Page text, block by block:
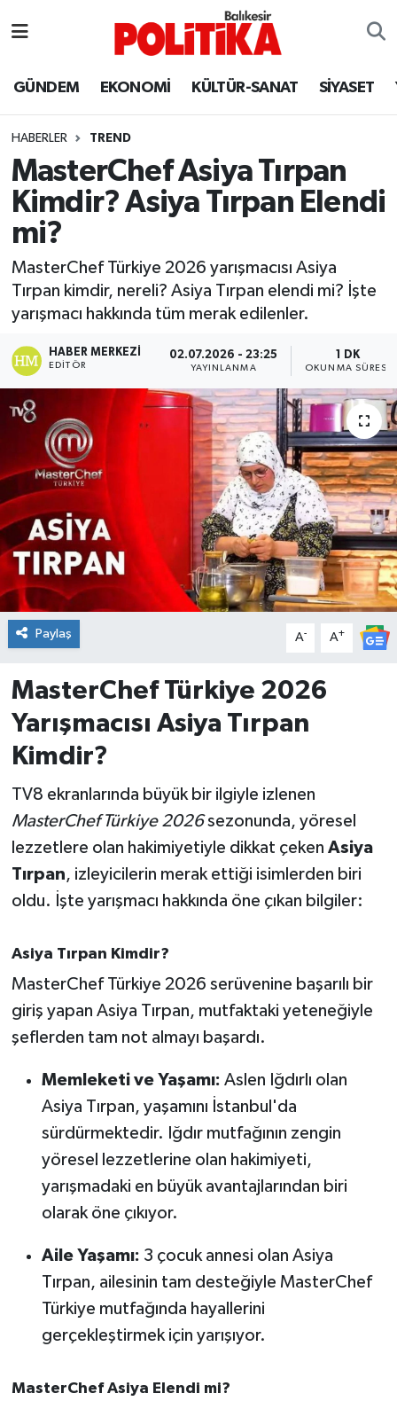
GÜNDEM EKONOMİ KÜLTÜR-SANAT SİYASET
HABERLER TREND
MasterChef Asiya Tırpan
Kimdir? Asiya Tırpan Elendi
mi?
MasterChef Türkiye 2026 yarışmacısı Asiya
Tırpan kimdir, nereli? Asiya Tırpan elendi mi? İşte
yarışmacı hakkında tüm merak edilenler.
HABER MERKEZI
EDITÖR
02.07.2026 - 23:25
YAYINLANMA
1 DK
OKUNMA SÜRESI
Paylaş A- A+
MasterChef Türkiye 2026
Yarışmacısı Asiya Tırpan
Kimdir?
TV8 ekranlarında büyük bir ilgiyle izlenen
MasterChef Türkiye 2026sezonunda, yöresel
lezzetlere olan hakimiyetiyle dikkat çeken Asiya
Tırpan, izleyicilerin merak ettiği isimlerden biri
oldu. İşte yarışmacı hakkında öne çıkan bilgiler:
Asiya Tırpan Kimdir?
MasterChef Türkiye 2026 serüvenine başarılı bir
giriş yapan Asiya Tırpan, mutfaktaki yeteneğiyle
şeflerden tam not almayı başardı.
Memleketi ve Yaşamı: Aslen Iğdırlı olan
Asiya Tırpan, yaşamını İstanbul'da
sürdürmektedir. Iğdır mutfağının zengin
yöresel lezzetlerine olan hakimiyeti,
yarışmadaki en büyük avantajlarından biri
olarak öne çıkıyor.
Aile Yaşamı: 3 çocuk annesi olan Asiya
Tırpan, ailesinin tam desteğiyle MasterChef
Türkiye mutfağında hayallerini
gerçekleştirmek için yarışıyor.
MasterChef Asiya Elendi mi?
Ayvalık
Balya
Bandırma
Bigadiç
BİYOGRAFİLER
DÜNYA
Dursunbey
Edremit
EĞİTİM
EKONOMİ
Gömeç
Gönen
Havran
KENT GÜNDEMİ
MAGAZİN
Manyas
OLAY
OTOMOTİV
SAĞLIK
Savaştepe
Balıkesir Hava Durumu
Balıkesir Namaz Vakitleri
Balıkesir Trafik Yoğunluk Haritası
Süper Lig Puan Durumu ve Fikstür
Tüm Manşetler